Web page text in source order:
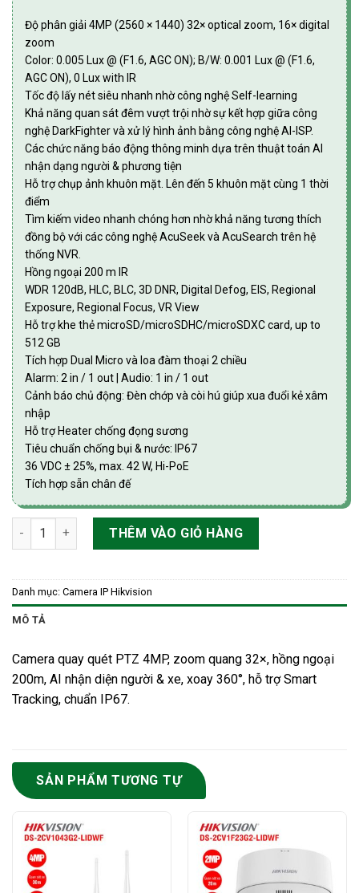
Độ phân giải 4MP (2560 × 1440) 32× optical zoom, 16× digital
zoom
Color: 0.005 Lux @ (F1.6, AGC ON); B/W: 0.001 Lux @ (F1.6,
AGC ON), 0 Lux with IR
Tốc độ lấy nét siêu nhanh nhờ công nghệ Self-learning
Khả năng quan sát đêm vượt trội nhờ sự kết hợp giữa công
nghệ DarkFighter và xử lý hình ảnh bằng công nghệ AI-ISP.
Các chức năng báo động thông minh dựa trên thuật toán AI
nhận dạng người & phương tiện
Hỗ trợ chụp ảnh khuôn mặt. Lên đến 5 khuôn mặt cùng 1 thời
điểm
Tìm kiếm video nhanh chóng hơn nhờ khả năng tương thích
đồng bộ với các công nghệ AcuSeek và AcuSearch trên hệ
thống NVR.
Hồng ngoại 200 m IR
WDR 120dB, HLC, BLC, 3D DNR, Digital Defog, EIS, Regional
Exposure, Regional Focus, VR View
Hỗ trợ khe thẻ microSD/microSDHC/microSDXC card, up to
512 GB
Tích hợp Dual Micro và loa đàm thoại 2 chiều
Alarm: 2 in / 1 out | Audio: 1 in / 1 out
Cảnh báo chủ động: Đèn chớp và còi hú giúp xua đuổi kẻ xâm
nhập
Hỗ trợ Heater chống đọng sương
Tiêu chuẩn chống bụi & nước: IP67
36 VDC ± 25%, max. 42 W, Hi-PoE
Tích hợp sẵn chân đế
Camera IP 4MP HIKvision DS-2DE7A432IWG1-E số lượng
THÊM VÀO GIỎ HÀNG
Danh mục: Camera IP Hikvision
MÔ TẢ
Camera quay quét PTZ 4MP, zoom quang 32×, hồng ngoại
200m, AI nhận diện người & xe, xoay 360°, hỗ trợ Smart
Tracking, chuẩn IP67.
SẢN PHẨM TƯƠNG TỰ